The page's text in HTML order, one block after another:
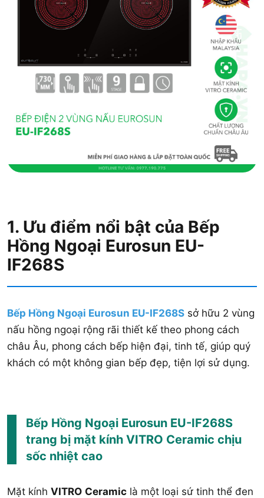
1. Ưu điểm nổi bật của Bếp
Hồng Ngoại Eurosun EU-
IF268S
Bếp Hồng Ngoại Eurosun EU-IF268S sở hữu 2 vùng
nấu hồng ngoại rộng rãi thiết kế theo phong cách
châu Âu, phong cách bếp hiện đại, tinh tế, giúp quý
khách có một không gian bếp đẹp, tiện lợi sử dụng.
Bếp Hồng Ngoại Eurosun EU-IF268S
trang bị mặt kính VITRO Ceramic chịu
sốc nhiệt cao
Mặt kính VITRO Ceramic là một loại sứ tinh thể đen